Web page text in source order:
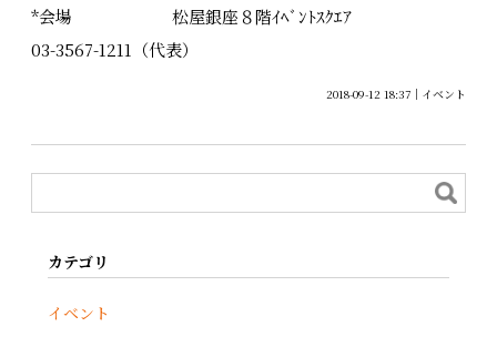
*会場 松屋銀座８階ｲﾍﾞﾝﾄｽｸｴｱ
03-3567-1211（代表）
2018-09-12 18:37 イベント
カテゴリ
イベント